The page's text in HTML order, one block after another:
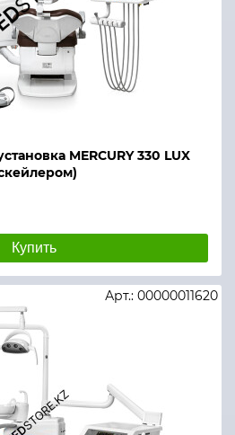
MERCURY 330 LUX
Купить
Арт.: 00000011620